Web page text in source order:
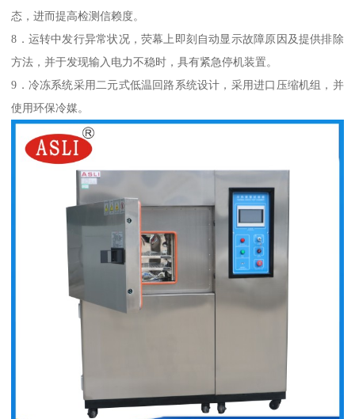
态，进而提高检测信赖度。
8．运转中发行异常状况，荧幕上即刻自动显示故障原因及提供排除
方法，并于发现输入电力不稳时，具有紧急停机装置。
9．冷冻系统采用二元式低温回路系统设计，采用进口压缩机组，并
使用环保冷媒。